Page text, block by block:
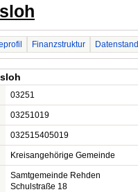
Finanzstruktur Datenstand
03251
03251019
032515405019
Kreisangehörige Gemeinde
Samtgemeinde Rehden
Schulstraße 18